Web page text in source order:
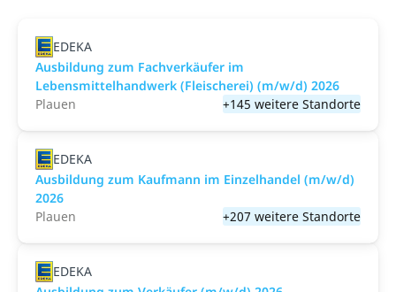
EDEKA
Ausbildung zum Fachverkäufer im
Lebensmittelhandwerk (Fleischerei) (m/w/d) 2026
Plauen
+145 weitere Standorte
EDEKA
Ausbildung zum Kaufmann im Einzelhandel (m/w/d)
2026
Plauen
+207 weitere Standorte
EDEKA